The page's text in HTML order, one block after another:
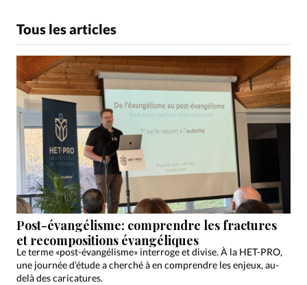
Tous les articles
Post-évangélisme: comprendre les fractures
et recompositions évangéliques
Le terme «post-évangélisme» interroge et divise. À la HET-PRO,
une journée d’étude a cherché à en comprendre les enjeux, au-
delà des caricatures.